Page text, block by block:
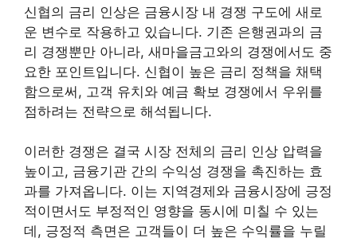
신협의 금리 인상은 금융시장 내 경쟁 구도에 새로
운 변수로 작용하고 있습니다. 기존 은행권과의 금
리 경쟁뿐만 아니라, 새마을금고와의 경쟁에서도 중
요한 포인트입니다. 신협이 높은 금리 정책을 채택
함으로써, 고객 유치와 예금 확보 경쟁에서 우위를
점하려는 전략으로 해석됩니다.
이러한 경쟁은 결국 시장 전체의 금리 인상 압력을
높이고, 금융기관 간의 수익성 경쟁을 촉진하는 효
과를 가져옵니다. 이는 지역경제와 금융시장에 긍정
적이면서도 부정적인 영향을 동시에 미칠 수 있는
데, 긍정적 측면은 고객들이 더 높은 수익률을 누릴